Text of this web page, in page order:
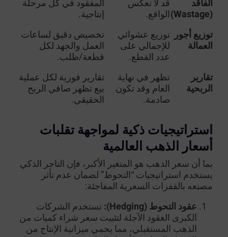
الفاقد
(Wastage)
قد لا تعكس
الواقع.
المفقود في كل مرحلة
إنتاجية.
توزيع أجور
العمالة
توزيع عشوائي
للإجمالي على
عدد القطع.
تخصيص دقيق لساعات
العمل والجهد لكل
قطعة/طلب.
تقارير
الربحية
تظهر في نهاية
العام وقد تكون
صادمة.
تقارير فورية لكل عملية
بيع تظهر صافي الربح
الحقيقي.
استراتيجيات ذكية لمواجهة تقلبات
أسعار الذهب العالمية
بما أن سعر الذهب هو المتغير الأكبر، فإن التاجر الذكي
يستخدم استراتيجيات “التحوط” لضمان عدم تأثر
مصنعه بالقفزات السعرية المفاجئة:
عقود التحوط (Hedging):
تستخدم الشركات
الكبرى العقود الآجلة لتثبيت سعر شراء كميات من
الذهب المستقبلي، مما يحمي ميزانية الإنتاج من